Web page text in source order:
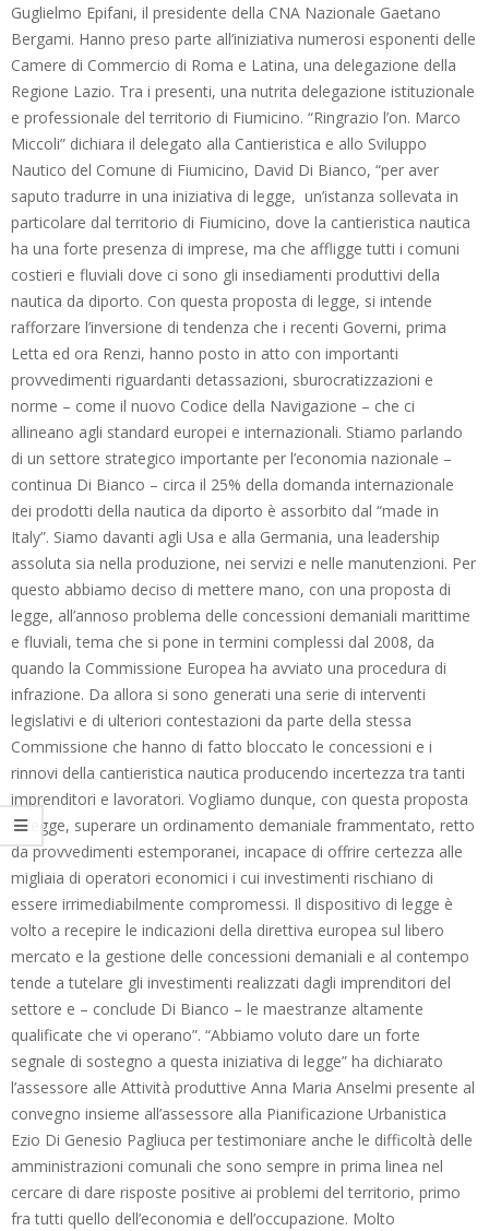
Guglielmo Epifani, il presidente della CNA Nazionale Gaetano
Bergami. Hanno preso parte all’iniziativa numerosi esponenti delle
Camere di Commercio di Roma e Latina, una delegazione della
Regione Lazio. Tra i presenti, una nutrita delegazione istituzionale
e professionale del territorio di Fiumicino. “Ringrazio l’on. Marco
Miccoli” dichiara il delegato alla Cantieristica e allo Sviluppo
Nautico del Comune di Fiumicino, David Di Bianco, “per aver
saputo tradurre in una iniziativa di legge, un’istanza sollevata in
particolare dal territorio di Fiumicino, dove la cantieristica nautica
ha una forte presenza di imprese, ma che affligge tutti i comuni
costieri e fluviali dove ci sono gli insediamenti produttivi della
nautica da diporto. Con questa proposta di legge, si intende
rafforzare l’inversione di tendenza che i recenti Governi, prima
Letta ed ora Renzi, hanno posto in atto con importanti
provvedimenti riguardanti detassazioni, sburocratizzazioni e
norme – come il nuovo Codice della Navigazione – che ci
allineano agli standard europei e internazionali. Stiamo parlando
di un settore strategico importante per l’economia nazionale –
continua Di Bianco – circa il 25% della domanda internazionale
dei prodotti della nautica da diporto è assorbito dal “made in
Italy”. Siamo davanti agli Usa e alla Germania, una leadership
assoluta sia nella produzione, nei servizi e nelle manutenzioni. Per
questo abbiamo deciso di mettere mano, con una proposta di
legge, all’annoso problema delle concessioni demaniali marittime
e fluviali, tema che si pone in termini complessi dal 2008, da
quando la Commissione Europea ha avviato una procedura di
infrazione. Da allora si sono generati una serie di interventi
legislativi e di ulteriori contestazioni da parte della stessa
Commissione che hanno di fatto bloccato le concessioni e i
rinnovi della cantieristica nautica producendo incertezza tra tanti
imprenditori e lavoratori. Vogliamo dunque, con questa proposta
di legge, superare un ordinamento demaniale frammentato, retto
da provvedimenti estemporanei, incapace di offrire certezza alle
migliaia di operatori economici i cui investimenti rischiano di
essere irrimediabilmente compromessi. Il dispositivo di legge è
volto a recepire le indicazioni della direttiva europea sul libero
mercato e la gestione delle concessioni demaniali e al contempo
tende a tutelare gli investimenti realizzati dagli imprenditori del
settore e – conclude Di Bianco – le maestranze altamente
qualificate che vi operano”. “Abbiamo voluto dare un forte
segnale di sostegno a questa iniziativa di legge” ha dichiarato
l’assessore alle Attività produttive Anna Maria Anselmi presente al
convegno insieme all’assessore alla Pianificazione Urbanistica
Ezio Di Genesio Pagliuca per testimoniare anche le difficoltà delle
amministrazioni comunali che sono sempre in prima linea nel
cercare di dare risposte positive ai problemi del territorio, primo
fra tutti quello dell’economia e dell’occupazione. Molto